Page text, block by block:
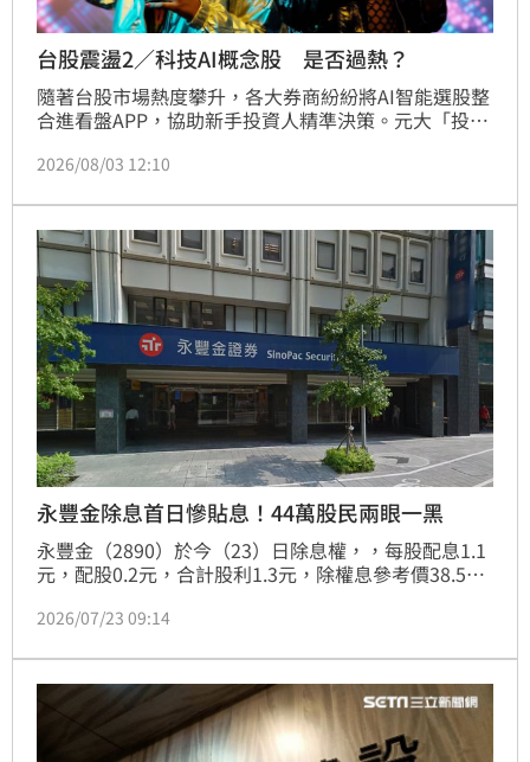
台股震盪2／科技AI概念股 是否過熱？
隨著台股市場熱度攀升，各大券商紛紛將AI智能選股整
合進看盤APP，協助新手投資人精準決策。元大「投資
時診斷，永豐「大戶投」與凱基證券則結合量化模型與
出自動化監控與財報分析功能，大幅降低選股門檻。然
而，專家提醒AI模型多基於歷史數據回測，無法完全預
測黑天鵝事件，且數據更新可能存在時間差。此外，市
場近期出現假冒券商的詐騙軟體，投資人務必確認使用
官方認證APP，切勿輕信保證獲利的投資建議，應保持
理性投資態度，才能在變動的市場中穩健獲利。
2026/08/03 12:10
永豐金除息首日慘貼息！44萬股民兩眼一黑
永豐金（2890）於今（23）日除息權，，每股配息1.1
元，配股0.2元，合計股利1.3元，除權息參考價38.52
1.870589，雖然早盤一度攻上38.9元，，填權息幅度約
2026/07/23 09:14